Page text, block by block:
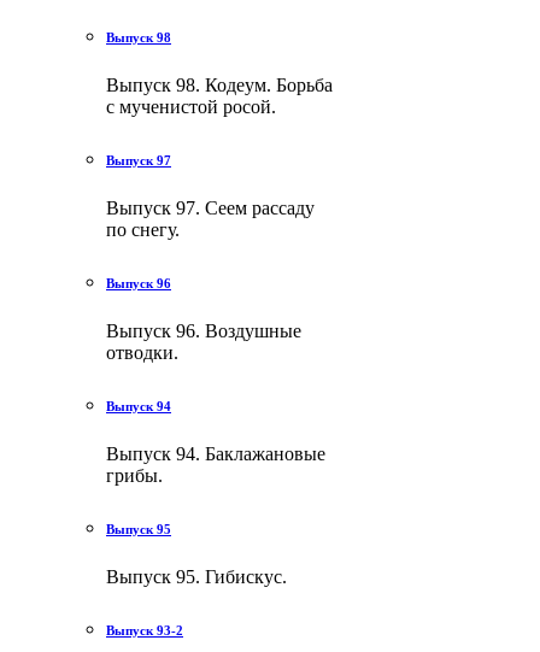
Выпуск 98
Выпуск 98. Кодеум. Борьба
с мученистой росой.
Выпуск 97
Выпуск 97. Сеем paccaду
по снегу.
Выпуск 96
Выпуск 96. Воздушные
отводки.
Выпуск 94
Выпуск 94. Баклажановые
грибы.
Выпуск 95
Выпуск 95. Гибискус.
Выпуск 93-2